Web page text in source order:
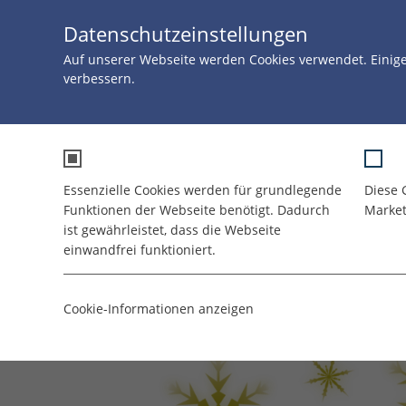
Datenschutzeinstellungen
Auf unserer Webseite werden Cookies verwendet.
verbessern.
Essenzielle Cookies werden für grundlegende
Funktionen der Webseite benötigt. Dadurch
ist gewährleistet, dass die Webseite
einwandfrei funktioniert.
Diese
Cookie-Informationen anzeigen